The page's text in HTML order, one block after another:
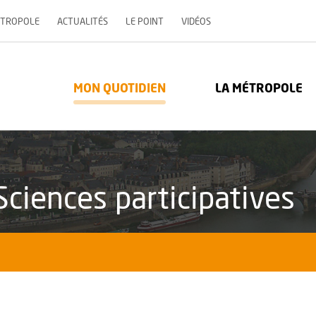
ACTUALITÉS LE POINT VIDÉOS, OUVRE UNE NOUVELLE
Métropole - Communauté urbaine : Retour à l'accueil
MON QUOTIDIEN LA MÉTROPOLE
participatives